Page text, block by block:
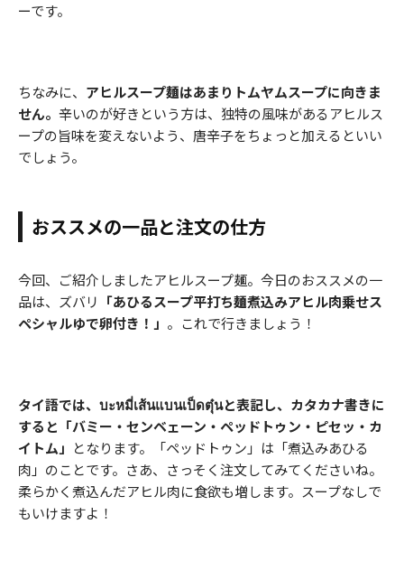
ーです。
ちなみに、 アヒルスープ麺はあまりトムヤムスープに向きま
せん。 辛いのが好きという方は、独特の風味があるアヒルス
ープの旨味を変えないよう、唐辛子をちょっと加えるといい
でしょう。
おススメの一品と注文の仕方
今回、ご紹介しましたアヒルスープ麺。今日のおススメの一
品は、ズバリ 「あひるスープ平打ち麺煮込みアヒル肉乗せス
ペシャルゆで卵付き！」 。これで行きましょう！
タイ語では、บะหมี่เส้นแบนเป็ดตุ๋นと表記し、カタカナ書きに
すると「バミー・センベェーン・ペッドトゥン・ピセッ・カ
イトム」 となります。「ペッドトゥン」は「煮込みあひる
肉」のことです。さあ、さっそく注文してみてくださいね。
柔らかく煮込んだアヒル肉に食欲も増します。スープなしで
もいけますよ！